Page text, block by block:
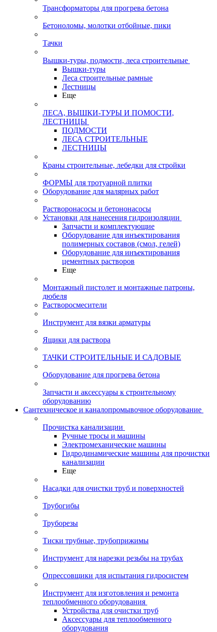
Трансформаторы для прогрева бетона
Бетоноломы, молотки отбойные, пики
Тачки
Вышки-туры, подмости, леса строительные
Вышки-туры
Леса строительные рамные
Лестницы
Еще
ЛЕСА, ВЫШКИ-ТУРЫ И ПОМОСТИ,
ЛЕСТНИЦЫ
ПОДМОСТИ
ЛЕСА СТРОИТЕЛЬНЫЕ
ЛЕСТНИЦЫ
Краны строительные, лебедки для стройки
ФОРМЫ для тротуарной плитки
Оборудование для малярных работ
Растворонасосы и бетононасосы
Установки для нанесения гидроизоляции
Запчасти и комплектующие
Оборудование для инъектирования
полимерных составов (смол, гелей)
Оборудование для инъектирования
цементных растворов
Еще
Монтажный пистолет и монтажные патроны,
дюбеля
Растворосмесители
Инструмент для вязки арматуры
Ящики для раствора
ТАЧКИ СТРОИТЕЛЬНЫЕ И САДОВЫЕ
Оборудование для прогрева бетона
Запчасти и аксессуары к строительному
оборудованию
Сантехническое и каналопромывочное оборудование
Прочистка канализации
Ручные тросы и машины
Электромеханические машины
Гидродинамические машины для прочистки
канализации
Еще
Насадки для очистки труб и поверхностей
Трубогибы
Труборезы
Тиски трубные, трубоприжимы
Инструмент для нарезки резьбы на трубах
Опрессовщики для испытания гидросистем
Инструмент для изготовления и ремонта
теплообменного оборудования
Устройства для очистки труб
Аксессуары для теплообменного
оборудования